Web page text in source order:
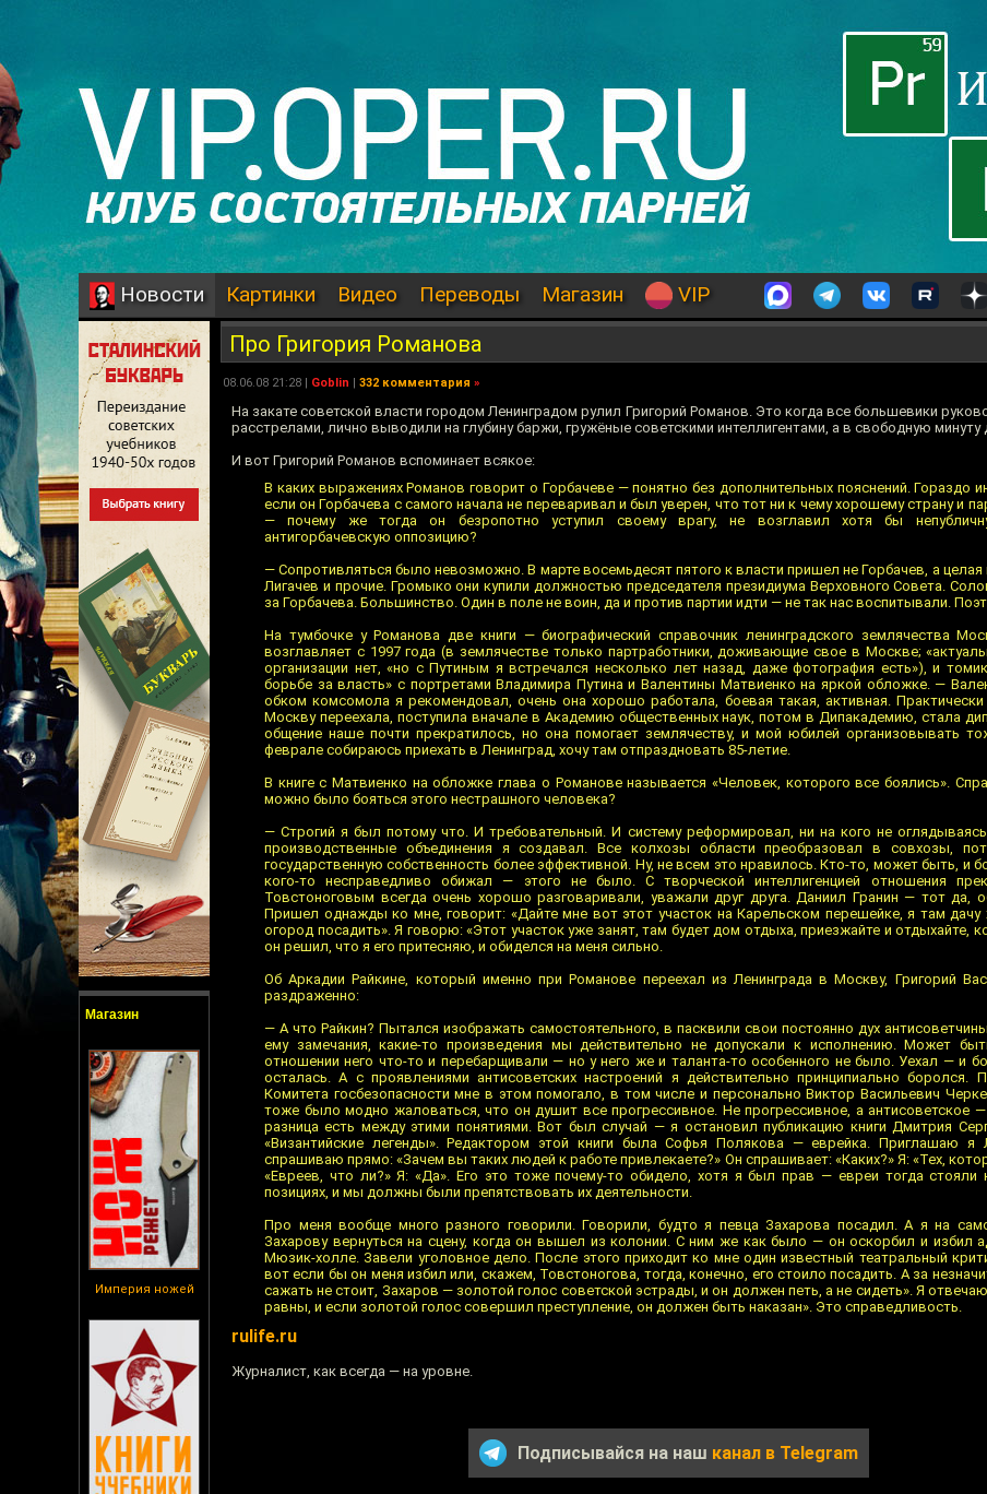
Новости Картинки Видео Переводы Магазин VIP
Магазин
Империя ножей
Про Григория Романова
08.06.08 21:28 | Goblin | 332 комментария »
На закате советской власти городом Ленинградом рулил Григорий Романов. Это когда все большевики
расстрелами, лично выводили на глубину баржи, гружёные советскими интеллигентами, а в свободную
И вот Григорий Романов вспоминает всякое:
В каких выражениях Романов говорит о Горбачеве — понятно без дополнительных пояснений. Гораздо
если он Горбачева с самого начала не переваривал и был уверен, что тот ни к чему хорошему страну и
— почему же тогда он безропотно уступил своему врагу, не возглавил хотя бы
антигорбачевскую оппозицию?
— Сопротивляться было невозможно. В марте восемьдесят пятого к власти пришел не Горбачев, а
Лигачев и прочие. Громыко они купили должностью председателя президиума Верховного Совета.
за Горбачева. Большинство. Один в поле не воин, да и против партии идти — не так нас воспитывали.
На тумбочке у Романова две книги — биографический справочник ленинградского землячества
возглавляет с 1997 года (в землячестве только партработники, доживающие свое в Москве;
организации нет, «но с Путиным я встречался несколько лет назад, даже фотография есть»), и
борьбе за власть» с портретами Владимира Путина и Валентины Матвиенко на яркой обложке. —
обком комсомола я рекомендовал, очень она хорошо работала, боевая такая, активная.
Москву переехала, поступила вначале в Академию общественных наук, потом в Дипакадемию, стала
общение наше почти прекратилось, но она помогает землячеству, и мой юбилей организовывать
феврале собираюсь приехать в Ленинград, хочу там отпраздновать 85-летие.
В книге с Матвиенко на обложке глава о Романове называется «Человек, которого все боялись».
можно было бояться этого нестрашного человека?
— Строгий я был потому что. И требовательный. И систему реформировал, ни на кого не
производственные объединения я создавал. Все колхозы области преобразовал в совхозы,
государственную собственность более эффективной. Ну, не всем это нравилось. Кто-то, может быть, и
кого-то несправедливо обижал — этого не было. С творческой интеллигенцией отношения
Товстоноговым всегда очень хорошо разговаривали, уважали друг друга. Даниил Гранин — тот да,
Пришел однажды ко мне, говорит: «Дайте мне вот этот участок на Карельском перешейке, я там дачу
огород посадить». Я говорю: «Этот участок уже занят, там будет дом отдыха, приезжайте и отдыхайте,
он решил, что я его притесняю, и обиделся на меня сильно.
Об Аркадии Райкине, который именно при Романове переехал из Ленинграда в Москву, Григорий
раздраженно:
— А что Райкин? Пытался изображать самостоятельного, в пасквили свои постоянно дух
ему замечания, какие-то произведения мы действительно не допускали к исполнению. Может
отношении него что-то и перебарщивали — но у него же и таланта-то особенного не было. Уехал — и
осталась. А с проявлениями антисоветских настроений я действительно принципиально боролся.
Комитета госбезопасности мне в этом помогало, в том числе и персонально Виктор Васильевич
тоже было модно жаловаться, что он душит все прогрессивное. Не прогрессивное, а антисоветское —
разница есть между этими понятиями. Вот был случай — я остановил публикацию книги Дмитрия
«Византийские легенды». Редактором этой книги была Софья Полякова — еврейка. Приглашаю я
спрашиваю прямо: «Зачем вы таких людей к работе привлекаете?» Он спрашивает: «Каких?» Я: «Тех,
«Евреев, что ли?» Я: «Да». Его это тоже почему-то обидело, хотя я был прав — евреи тогда стояли
позициях, и мы должны были препятствовать их деятельности.
Про меня вообще много разного говорили. Говорили, будто я певца Захарова посадил. А я на
Захарову вернуться на сцену, когда он вышел из колонии. С ним же как было — он оскорбил и избил
Мюзик-холле. Завели уголовное дело. После этого приходит ко мне один известный театральный
вот если бы он меня избил или, скажем, Товстоногова, тогда, конечно, его стоило посадить. А за
сажать не стоит, Захаров — золотой голос советской эстрады, и он должен петь, а не сидеть». Я
равны, и если золотой голос совершил преступление, он должен быть наказан». Это справедливость.
rulife.ru
Журналист, как всегда — на уровне.
Подписывайся на наш канал в Telegram